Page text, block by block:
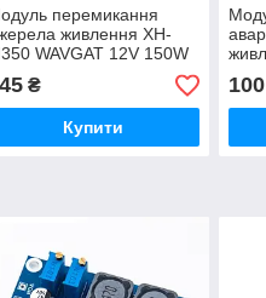
перемикання
живлення XH-
WAVGAT 12V 150W
HW-712 Модуль
₴
Купити
100